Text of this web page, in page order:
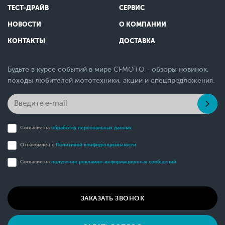
ТЕСТ-ДРАЙВ СЕРВИС
НОВОСТИ О КОМПАНИИ
КОНТАКТЫ ДОСТАВКА
Будьте в курсе событий в мире CFMOTO - обзоры новинок,
походы любителей мототехники, акции и спецпредложения.
Согласие на обработку персональных данных
Ознакомлен с Политикой конфиденциальности
Согласие на получение рекламно-информационных сообщений
ЗАКАЗАТЬ ЗВОНОК